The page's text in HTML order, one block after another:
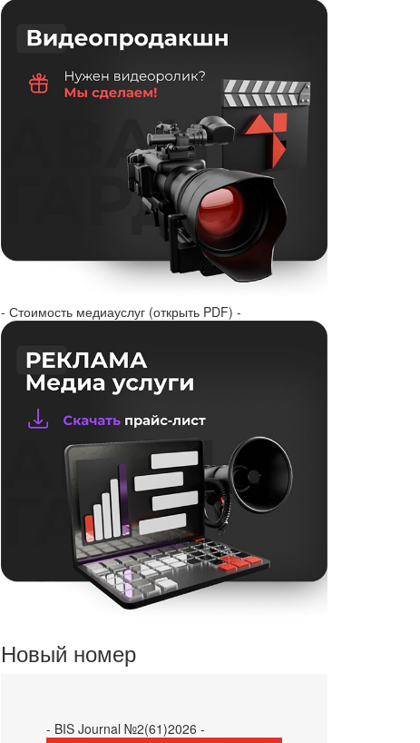
- Стоимость медиауслуг (открыть PDF) -
Новый номер
- BIS Journal №2(61)2026 -